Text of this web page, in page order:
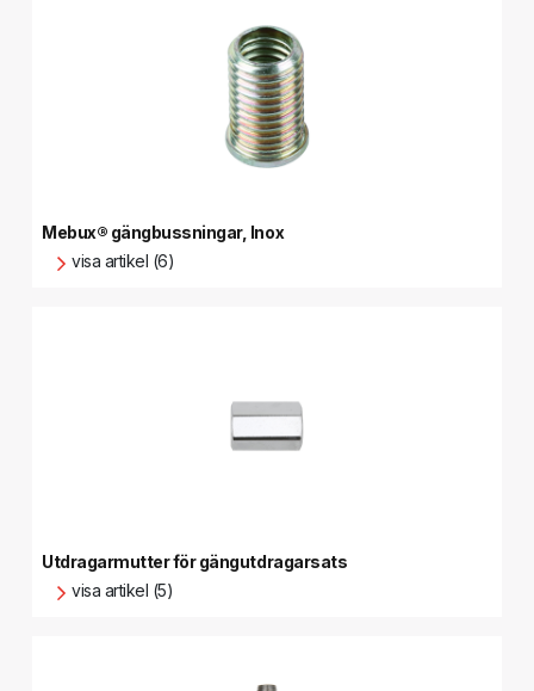
Mebux® gängbussningar, Inox
visa artikel (6)
Utdragarmutter för gängutdragarsats
visa artikel (5)